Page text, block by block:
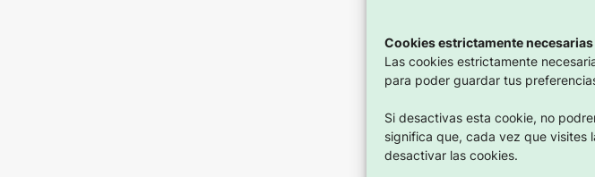
Cookies estrictamente necesarias
Las cookies estrictamente
para poder guardar tus
Si desactivas esta cookie, no
significa que, cada vez que visites
desactivar las cookies.
23